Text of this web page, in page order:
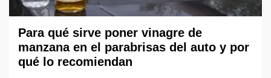
Para qué sirve poner vinagre de
manzana en el parabrisas del auto y por
qué lo recomiendan